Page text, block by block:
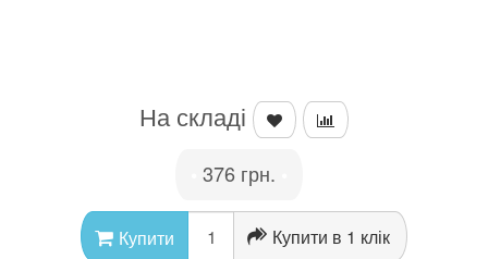
На складі
376 грн.
Купити Купити в 1 клік